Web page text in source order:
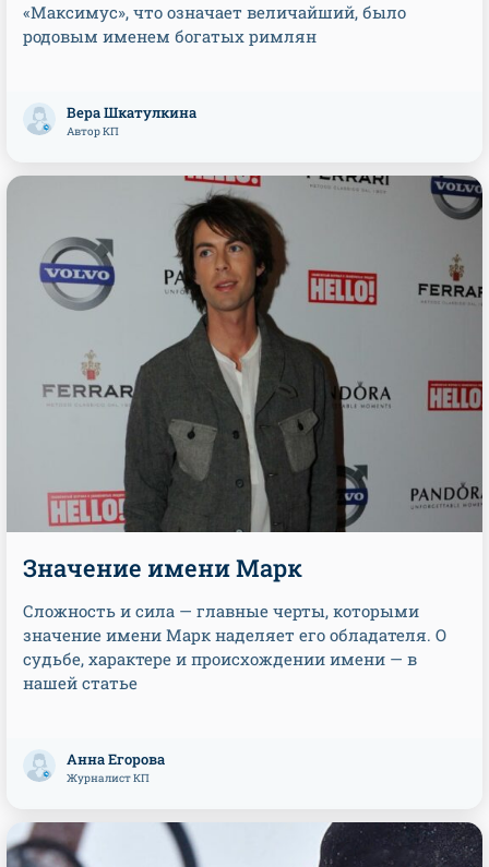
«Максимус», что означает величайший, было
родовым именем богатых римлян
Вера Шкатулкина
Автор КП
Значение имени Марк
Сложность и сила — главные черты, которыми
значение имени Марк наделяет его обладателя. О
судьбе, характере и происхождении имени — в
нашей статье
Анна Егорова
Журналист КП